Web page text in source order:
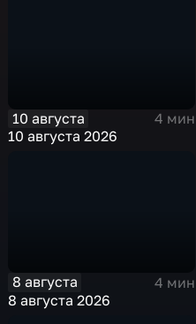
10 августа
4 мин
10 августа 2026
8 августа
4 мин
8 августа 2026